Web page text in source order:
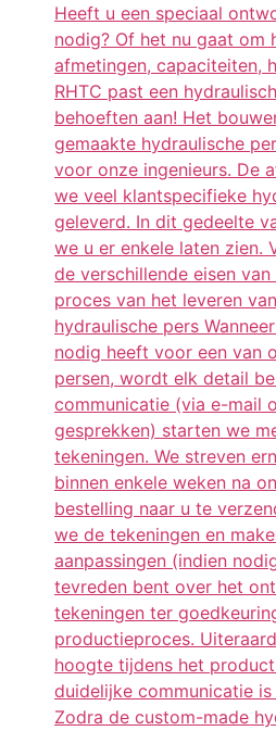
Heeft u een speciaal
nodig? Of het nu gaat om
afmetingen, capaciteiten,
RHTC past een
behoeften aan! Het
gemaakte hydraulische
voor onze ingenieurs. De
we veel klantspecifieke
geleverd. In dit gedeelte
we u er enkele laten zien.
de verschillende eisen
proces van het leveren
hydraulische pers
nodig heeft voor een van
persen, wordt elk detail
communicatie (via e-mail
gesprekken) starten we
tekeningen. We streven
binnen enkele weken na
bestelling naar u te
we de tekeningen en
aanpassingen (indien
tevreden bent over het
tekeningen ter
productieproces.
hoogte tijdens het
duidelijke communicatie
Zodra de custom-made